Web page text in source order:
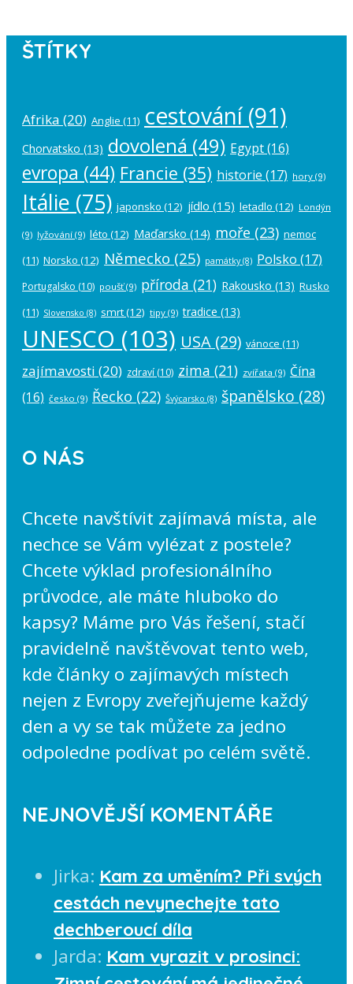
ŠTÍTKY
Afrika (20) Anglie (11) cestování(91)
Chorvatsko (13) dovolená (49) Egypt(16)
evropa (44) Francie (35) historie (17) hory (9)
Itálie (75) japonsko (12) jídlo (15) letadlo (12) Londýn
(9) lyžování (9) léto (12) Maďarsko (14) moře (23) nemoc
(11) Norsko (12) Německo (25) památky(8) Polsko (17)
Portugalsko (10) poušť(9) příroda (21) Rakousko (13) Rusko
(11) Slovensko (8) smrt(12) tipy (9) tradice (13)
UNESCO (103) USA (29) vánoce (11)
zajímavosti (20) zdraví (10) zima (21) zvířata (9) Čína
(16) česko (9) Řecko (22) Švýcarsko (8) španělsko (28)
O NÁS
Chcete navštívit zajímavá místa, ale
nechce se Vám vylézat z postele?
Chcete výklad profesionálního
průvodce, ale máte hluboko do
kapsy? Máme pro Vás řešení, stačí
pravidelně navštěvovat tento web,
kde články o zajímavých místech
nejen z Evropy zveřejňujeme každý
den a vy se tak můžete za jedno
odpoledne podívat po celém světě.
NEJNOVĚJŠÍ KOMENTÁŘE
Jirka: Kam za uměním? Při svých
cestách nevynechejte tato
dechberoucí díla
Jarda: Kam vyrazit v prosinci: